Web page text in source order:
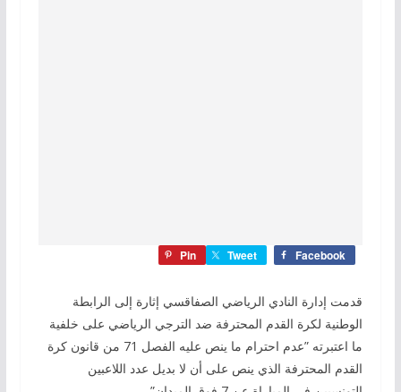
Facebook
Tweet
Pin
قدمت إدارة النادي الرياضي الصفاقسي إثارة إلى الرابطة
الوطنية لكرة القدم المحترفة ضد الترجي الرياضي على خلفية
ما اعتبرته ”عدم احترام ما ينص عليه الفصل 71 من قانون كرة
القدم المحترفة الذي ينص على أن لا بديل عدد اللاعبين